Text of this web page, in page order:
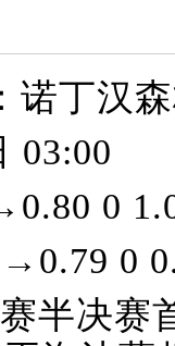
诺丁汉
03:00
0
0
半决赛